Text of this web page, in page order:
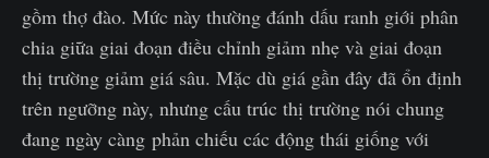
gồm thợ đào. Mức này thường đánh dấu ranh giới phân
chia giữa giai đoạn điều chỉnh giảm nhẹ và giai đoạn
thị trường giảm giá sâu. Mặc dù giá gần đây đã ổn định
trên ngưỡng này, nhưng cấu trúc thị trường nói chung
đang ngày càng phản chiếu các động thái giống với